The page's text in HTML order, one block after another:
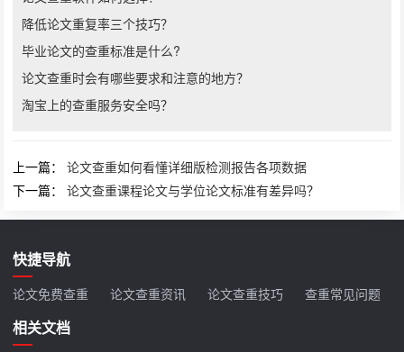
降低论文重复率三个技巧？
毕业论文的查重标准是什么?
论文查重时会有哪些要求和注意的地方？
淘宝上的查重服务安全吗？
上一篇：论文查重如何看懂详细版检测报告各项数据
下一篇：论文查重课程论文与学位论文标准有差异吗？
快捷导航
论文免费查重 论文查重资讯 论文查重技巧 查重常见问题
相关文档